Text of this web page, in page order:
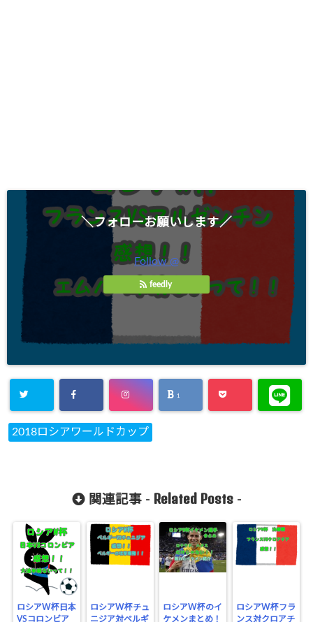
＼フォローお願いします／
Follow @
feedly
1
2018ロシアワールドカップ
関連記事 - Related Posts-
ロシアW杯日本
VSコロンビア
ロシアW杯チュ
ニジア対ベルギ
ロシアW杯のイ
ケメンまとめ！
ロシアW杯フラ
ンス対クロアチ